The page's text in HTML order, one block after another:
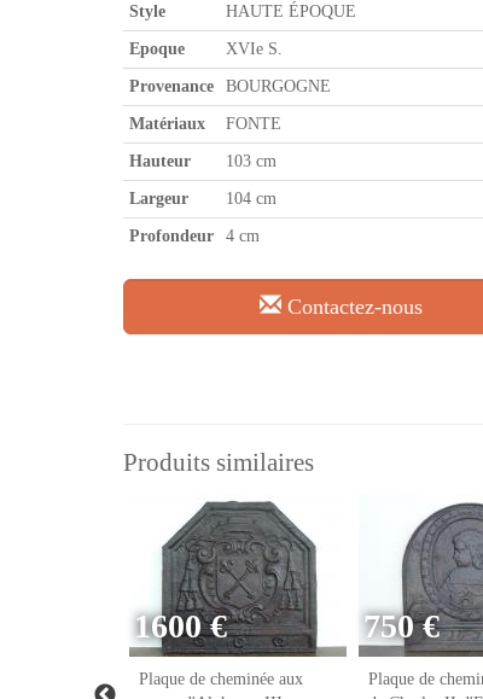
Style HAUTE ÉPOQUE
Epoque XVIe S.
Provenance BOURGOGNE
Matériaux FONTE
Hauteur 103 cm
Largeur 104 cm
Profondeur 4 cm
Contactez-nous
Produits similaires
1600 €
Plaque de cheminée aux
750 €
Plaque de